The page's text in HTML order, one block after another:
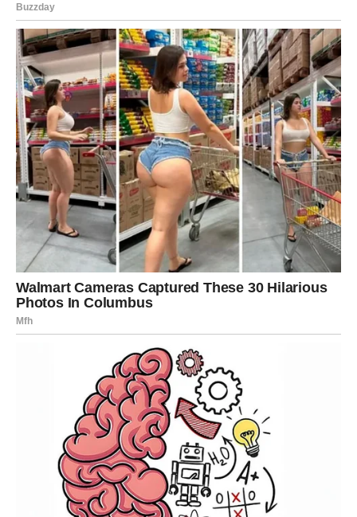
Moguće su dobre vijesti vezane za posao, ulaganje ili
projekat koji ste dugo razvijali. Pred vama su okolnosti
koje vam vraćaju optimizam.
STRIJELAC
Strijelac je među znakovima kojima novac dolazi iz
potpuno neočekivanog pravca. Moguća je poslovna
prilika, dodatna zarada ili razvoj događaja koji vam otvara
nove mogućnosti.
Ono što vas posebno raduje jeste osjećaj da konačno
možete da razmišljate o budućnosti bez stalne
zabrinutosti.